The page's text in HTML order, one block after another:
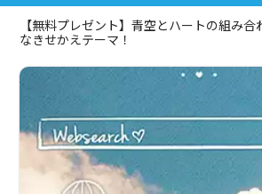
【無料プレゼント】青空とハートの組み
なきせかえテーマ！